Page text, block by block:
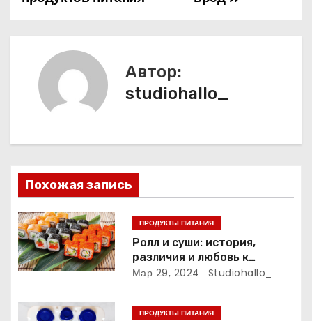
а
в
и
я
п
о
з
Автор:
studiohallo_
Похожая запись
ПРОДУКТЫ ПИТАНИЯ
Ролл и суши: история,
различия и любовь к
японской кухне
Мар 29, 2024 Studiohallo_
ПРОДУКТЫ ПИТАНИЯ